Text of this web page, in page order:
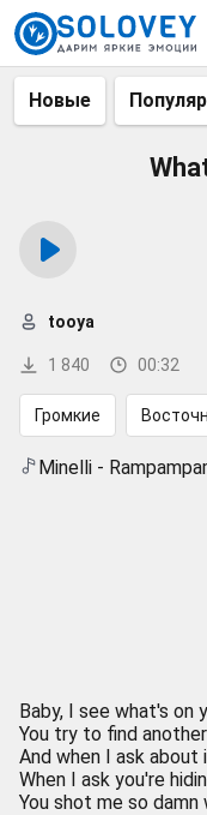
Новые
1 840 00:32
tooya
Громкие
Minelli -
Baby, I see what's on
You try to find
And when I ask about
When I ask you're
You shot me so damn